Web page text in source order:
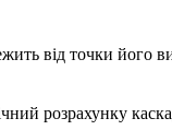
від точки
розрахунку